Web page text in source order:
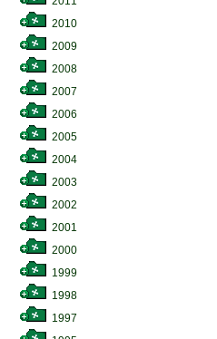
2010
2009
2008
2007
2006
2005
2004
2003
2002
2001
2000
1999
1998
1997